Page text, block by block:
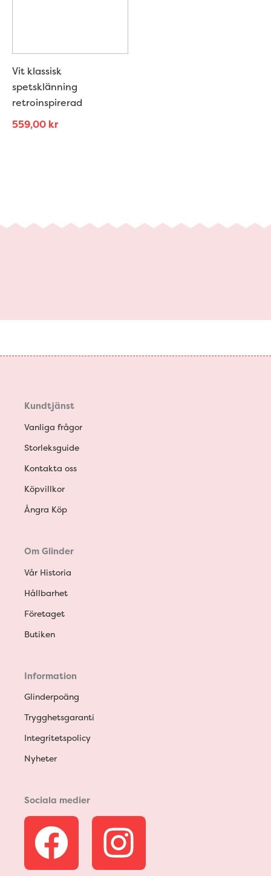
Vit klassisk
spetsklänning
retroinspirerad
559,00 kr
Kundtjänst
Vanliga frågor
Storleksguide
Kontakta oss
Köpvillkor
Ångra Köp
Om Glinder
Vår Historia
Hållbarhet
Företaget
Butiken
Information
Glinderpoäng
Trygghetsgaranti
Integritetspolicy
Nyheter
Sociala medier
F
a
I
n